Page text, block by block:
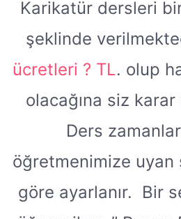
Karikatür dersleri
şeklinde
ücretleri ? TL. olup
olacağına siz
Ders
öğretmenimize
göre ayarlanır. Bir